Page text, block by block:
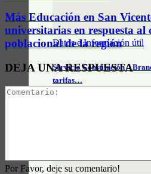
Datos e Información útil
Servicio Constitución –
tarifas…
Más Educación en San
universitarias en respuesta al
poblacional de la región
DEJA UNA RESPUESTA
Por Favor, deje su comentario!